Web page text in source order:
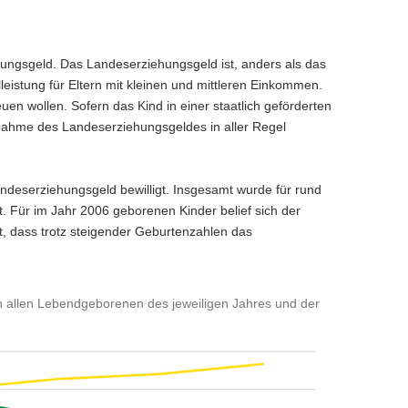
Das Landeserziehungsgeld ist, anders als das
für Eltern mit kleinen und mittleren Einkommen.
wollen. Sofern das Kind in einer staatlich geförderten
des Landeserziehungsgeldes in aller Regel
bewilligt. Insgesamt wurde für rund
Für im Jahr 2006 geborenen Kinder belief sich der
dass trotz steigender Geburtenzahlen das
Lebendgeborenen des jeweiligen Jahres und der